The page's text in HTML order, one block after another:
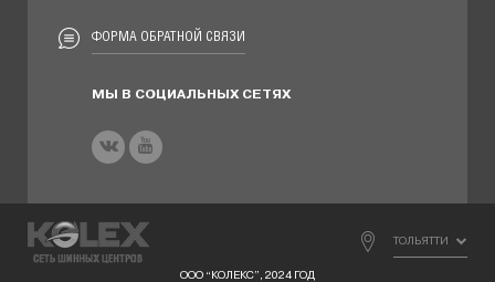
ФОРМА ОБРАТНОЙ СВЯЗИ
МЫ В СОЦИАЛЬНЫХ СЕТЯХ
ТОЛЬЯТТИ
ООО “КОЛЕКС”, 2024 ГОД